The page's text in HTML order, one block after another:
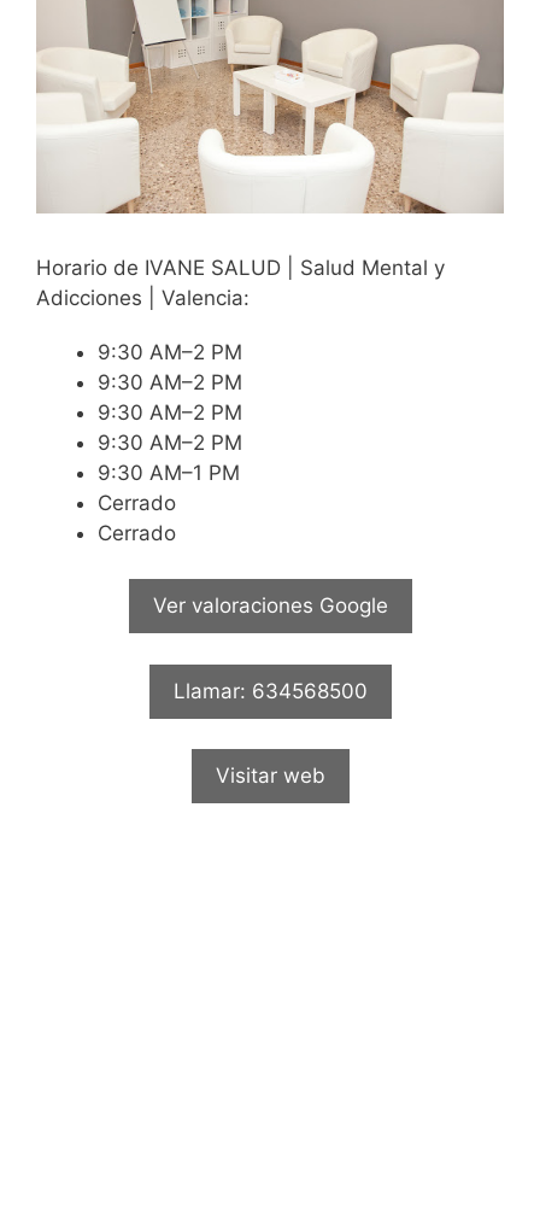
Horario de IVANE SALUD | Salud Mental y
Adicciones | Valencia:
9:30 AM–2 PM
9:30 AM–2 PM
9:30 AM–2 PM
9:30 AM–2 PM
9:30 AM–1 PM
Cerrado
Cerrado
Ver valoraciones Google
Llamar: 634568500
Visitar web